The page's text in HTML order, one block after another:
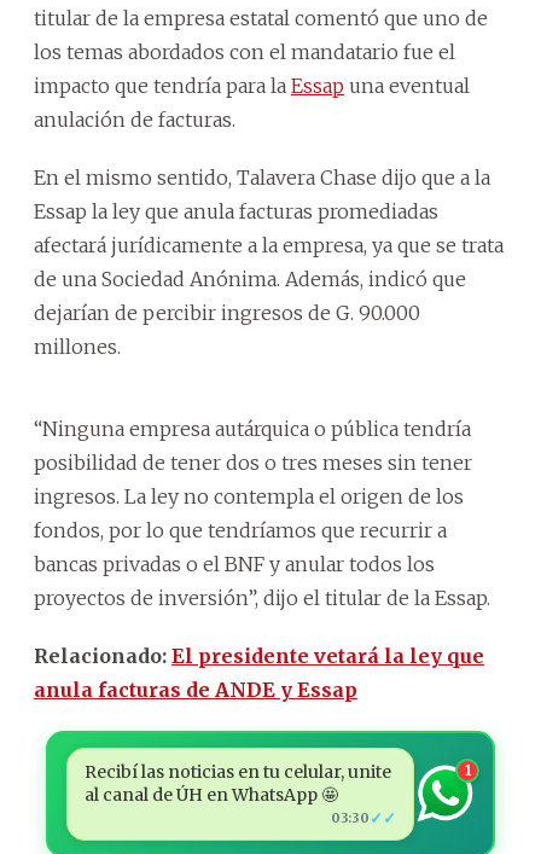
titular de la empresa estatal comentó que uno de
los temas abordados con el mandatario fue el
impacto que tendría para la Essap una eventual
anulación de facturas.
En el mismo sentido, Talavera Chase dijo que a la
Essap la ley que anula facturas promediadas
afectará jurídicamente a la empresa, ya que se trata
de una Sociedad Anónima. Además, indicó que
dejarían de percibir ingresos de G. 90.000
millones.
“Ninguna empresa autárquica o pública tendría
posibilidad de tener dos o tres meses sin tener
ingresos. La ley no contempla el origen de los
fondos, por lo que tendríamos que recurrir a
bancas privadas o el BNF y anular todos los
proyectos de inversión”, dijo el titular de la Essap.
Relacionado: El presidente vetará la ley que
anula facturas de ANDE y Essap
Recibí las noticias en tu celular, unite
al canal de ÚH en WhatsApp 🤩
03:30 ✓✓
1